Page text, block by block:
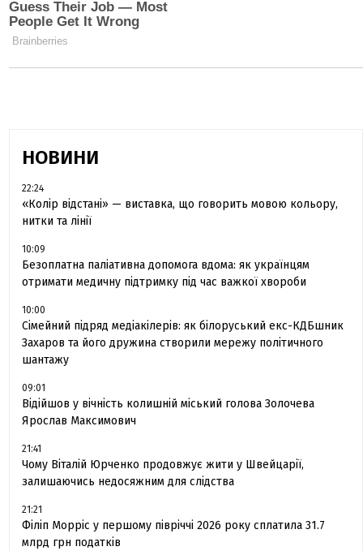
НОВИНИ
22:24
«Колір відстані» — виставка, що говорить мовою кольору,
нитки та лінії
10:09
Безоплатна паліативна допомога вдома: як українцям
отримати медичну підтримку під час важкої хвороби
10:00
Сімейний підряд медіакілерів: як білоруський екс-КДБшник
Захаров та його дружина створили мережу політичного
шантажу
09:01
Відійшов у вічність колишній міський голова Золочева
Ярослав Максимович
21:41
Чому Віталій Юрченко продовжує жити у Швейцарії,
залишаючись недосяжним для слідства
21:21
Філіп Морріс у першому півріччі 2026 року сплатила 31.7
млрд грн податків